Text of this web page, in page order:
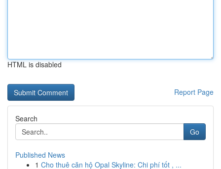
HTML is disabled
Report Page
Search
Go
Published News
1 Cho thuê căn hộ Opal Skyline: Chi phí tốt , ...